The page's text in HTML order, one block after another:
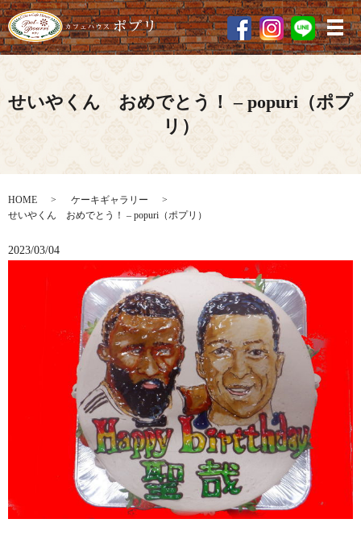
メ
せいやくん おめでとう！ – popuri（ポプ
リ）
HOME
ケーキギャラリー
せいやくん おめでとう！ – popuri（ポプリ）
2023/03/04